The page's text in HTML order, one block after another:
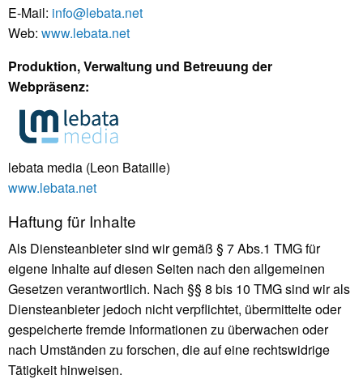
E-Mail: info@lebata.net
Web: www.lebata.net
Produktion, Verwaltung und Betreuung der
Webpräsenz:
lebata media (Leon Bataille)
www.lebata.net
Haftung für Inhalte
Als Diensteanbieter sind wir gemäß § 7 Abs.1 TMG für
eigene Inhalte auf diesen Seiten nach den allgemeinen
Gesetzen verantwortlich. Nach §§ 8 bis 10 TMG sind wir als
Diensteanbieter jedoch nicht verpflichtet, übermittelte oder
gespeicherte fremde Informationen zu überwachen oder
nach Umständen zu forschen, die auf eine rechtswidrige
Tätigkeit hinweisen.